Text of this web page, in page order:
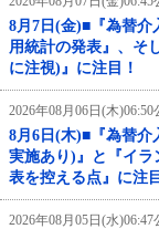
8月7日(金)■『為替介
用統計の発表』、そ
に注視)』に注目！
2026年08月06日(木)06:50
8月6日(木)■『為替介
実施あり)』と『イ
表を控える点』に注
2026年08月05日(水)06:47